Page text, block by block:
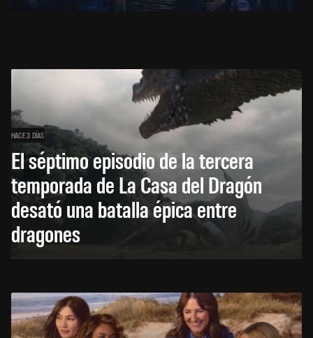
HACE 3 DÍAS
El séptimo episodio de la tercera
temporada de La Casa del Dragón
desató una batalla épica entre
dragones